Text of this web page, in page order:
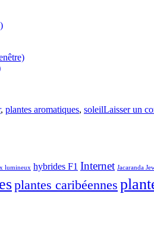
, plantes aromatiques, soleilLaisser un
lumineux hybrides F1 Internet Jacaranda
plantes caribéennes